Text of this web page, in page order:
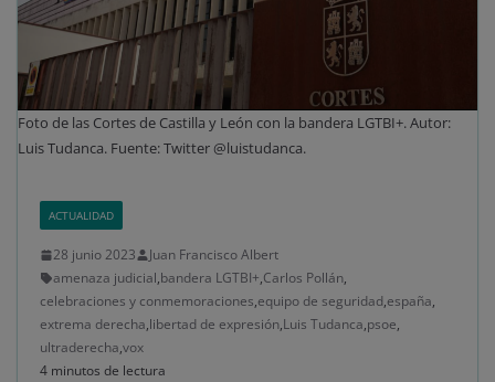
Foto de las Cortes de Castilla y León con la bandera LGTBI+. Autor:
Luis Tudanca. Fuente: Twitter @luistudanca.
ACTUALIDAD
28 junio 2023
Juan Francisco Albert
amenaza judicial,bandera LGTBI+,Carlos Pollán,
celebraciones y conmemoraciones,equipo de seguridad,españa,
extrema derecha,libertad de expresión,Luis Tudanca,psoe,
ultraderecha,vox
4 minutos de lectura